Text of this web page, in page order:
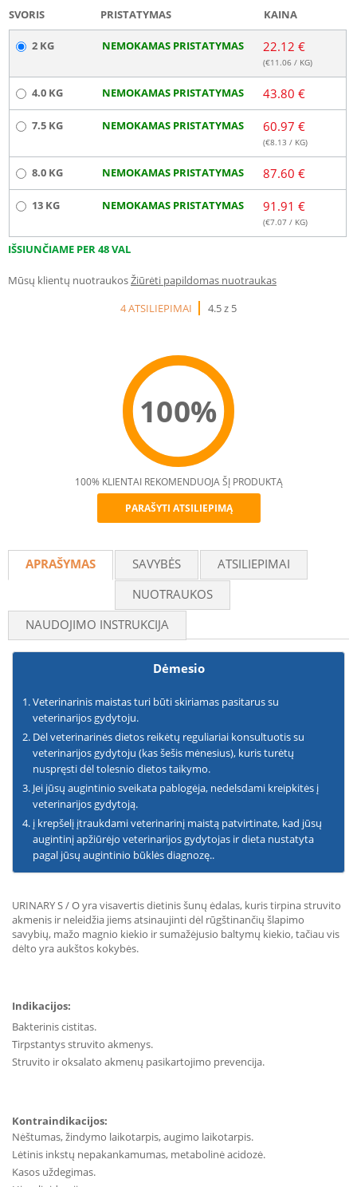
SVORIS PRISTATYMAS KAINA
2 KG NEMOKAMAS PRISTATYMAS 22.12 €
(€11.06 / KG)
4.0 KG NEMOKAMAS PRISTATYMAS 43.80 €
7.5 KG NEMOKAMAS PRISTATYMAS 60.97 €
(€8.13 / KG)
8.0 KG NEMOKAMAS PRISTATYMAS 87.60 €
13 KG NEMOKAMAS PRISTATYMAS 91.91 €
(€7.07 / KG)
IŠSIUNČIAME PER 48 VAL
Mūsų klientų nuotraukosŽiūrėti papildomas nuotraukas
4 ATSILIEPIMAI
4.5 z 5
100%
Recommend
100% KLIENTAI REKOMENDUOJA ŠĮ PRODUKTĄ
PARAŠYTI ATSILIEPIMĄ
APRAŠYMAS SAVYBĖS
ATSILIEPIMAI
NUOTRAUKOS
NAUDOJIMO INSTRUKCIJA
Dėmesio
Veterinarinis maistas turi būti skiriamas pasitarus su
veterinarijos gydytoju.
Dėl veterinarinės dietos reikėtų reguliariai konsultuotis su
veterinarijos gydytoju (kas šešis mėnesius), kuris turėtų
nuspręsti dėl tolesnio dietos taikymo.
Jei jūsų augintinio sveikata pablogėja, nedelsdami kreipkitės į
veterinarijos gydytoją.
į krepšelį įtraukdami veterinarinį maistą patvirtinate, kad jūsų
augintinį apžiūrėjo veterinarijos gydytojas ir dieta nustatyta
pagal jūsų augintinio būklės diagnozę..
URINARY S / O yra visavertis dietinis šunų ėdalas, kuris tirpina struvito
akmenis ir neleidžia jiems atsinaujinti dėl rūgštinančių šlapimo
savybių, mažo magnio kiekio ir sumažėjusio baltymų kiekio, tačiau vis
dėlto yra aukštos kokybės.
Indikacijos:
Bakterinis cistitas.
Tirpstantys struvito akmenys.
Struvito ir oksalato akmenų pasikartojimo prevencija.
Kontraindikacijos:
Nėštumas, žindymo laikotarpis, augimo laikotarpis.
Lėtinis inkstų nepakankamumas, metabolinė acidozė.
Kasos uždegimas.